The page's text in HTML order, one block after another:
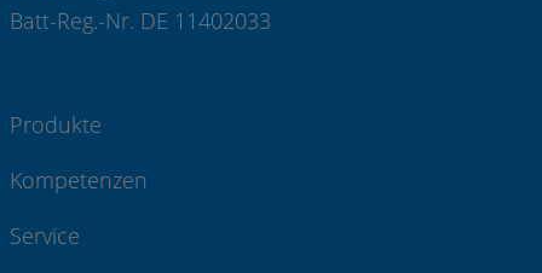
Batt-Reg.-Nr. DE 11402033
Produkte
Kompetenzen
Service